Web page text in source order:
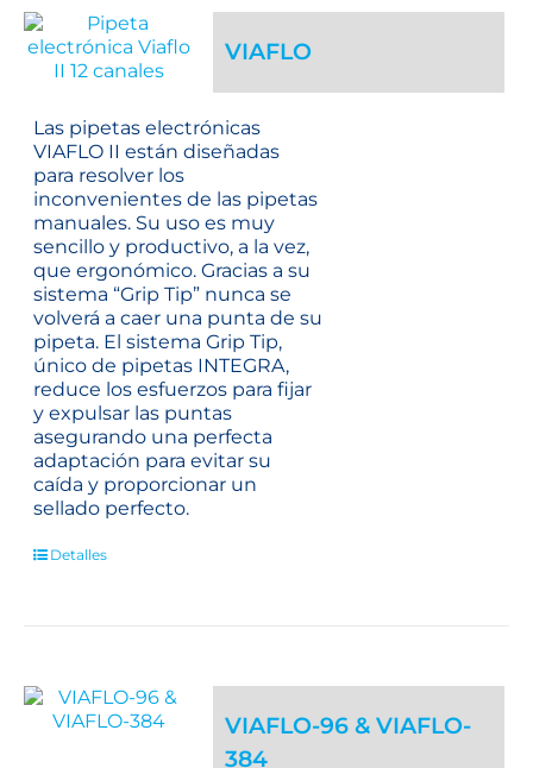
VIAFLO
Las pipetas electrónicas
VIAFLO II están diseñadas
para resolver los
inconvenientes de las pipetas
manuales. Su uso es muy
sencillo y productivo, a la vez,
que ergonómico. Gracias a su
sistema “Grip Tip” nunca se
volverá a caer una punta de su
pipeta. El sistema Grip Tip,
único de pipetas INTEGRA,
reduce los esfuerzos para fijar
y expulsar las puntas
asegurando una perfecta
adaptación para evitar su
caída y proporcionar un
sellado perfecto.
Detalles
VIAFLO-96 & VIAFLO-
384